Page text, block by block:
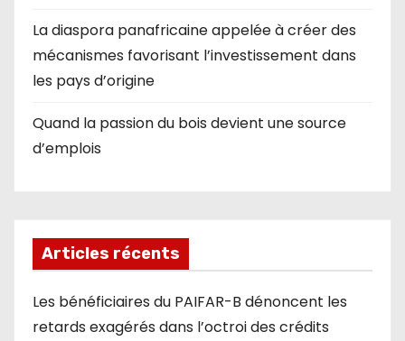
La diaspora panafricaine appelée à créer des
mécanismes favorisant l’investissement dans
les pays d’origine
Quand la passion du bois devient une source
d’emplois
Articles récents
Les bénéficiaires du PAIFAR-B dénoncent les
retards exagérés dans l’octroi des crédits